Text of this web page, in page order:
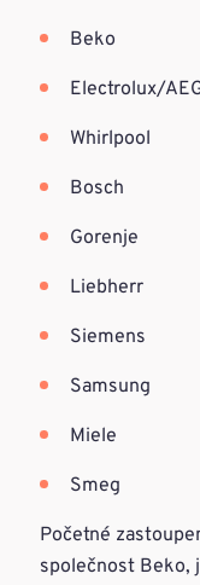
Beko
Electrolux/
Whirlpool
Bosch
Gorenje
Liebherr
Siemens
Samsung
Miele
Smeg
Početné
společnost Beko,